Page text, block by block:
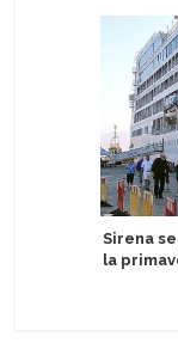
Sirena
la